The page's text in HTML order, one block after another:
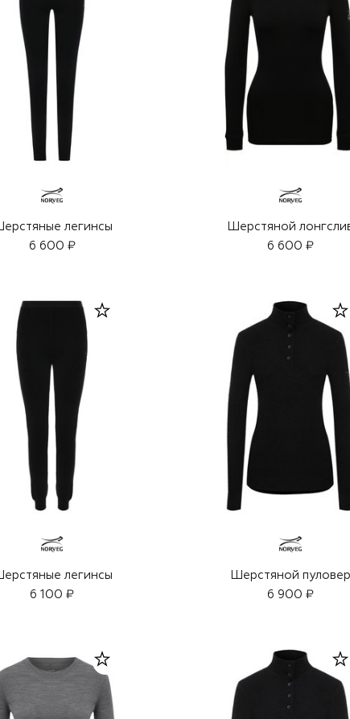
легинсы
6 600 ₽
Шерстяной
6 600 ₽
легинсы
6 100 ₽
Шерстяной пуловер
6 900 ₽